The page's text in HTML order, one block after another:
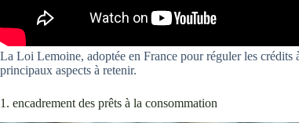
La Loi Lemoine, adoptée en France pour réguler les
principaux aspects à retenir.
1. encadrement des prêts à la consommation